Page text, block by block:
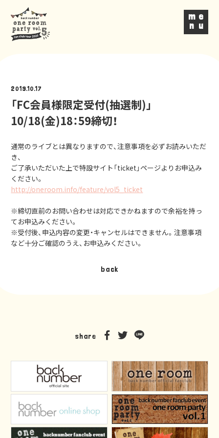
m e
n u
2019.10.17
「FC会員様限定受付(抽選制)」
10/18(金)18：59締切！
通常のライブとは異なりますので、注意事項を必ずお読みいただ
き、
ご了承いただいた上で特設サイト「ticket」ページよりお申込み
ください。
http://oneroom.info/feature/vol5_ticket
※締切直前のお問い合わせは対応できかねますので余裕を持っ
てお申込みください。
※受付後、申込内容の変更・キャンセルはできません。注意事項
など十分ご確認のうえ、お申込みください。
back
share